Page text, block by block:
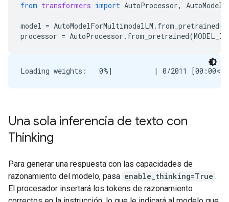
from transformers import AutoProcessor,
model = AutoModelForMultimodalLM . from_pretrained(
processor = AutoProcessor . from_pretrained(MODEL_ID
Una sola inferencia de texto con
Thinking
Para generar una respuesta con las capacidades de
razonamiento del modelo, pasa enable_thinking=True .
El procesador insertará los tokens de razonamiento